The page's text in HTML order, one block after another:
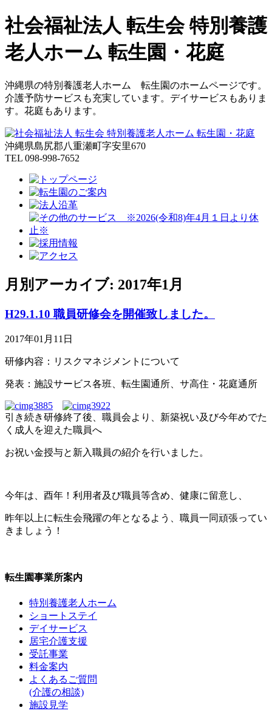
社会福祉法人 転生会 特別養護
老人ホーム 転生園・花庭
沖縄県の特別養護老人ホーム 転生園のホームページです。
介護予防サービスも充実しています。デイサービスもありま
す。花庭もあります。
沖縄県島尻郡八重瀬町字安里670
TEL 098-998-7652
月別アーカイブ: 2017年1月
H29.1.10 職員研修会を開催致しました。
2017年01月11日
研修内容：リスクマネジメントについて
発表：施設サービス各班、転生園通所、サ高住・花庭通所
引き続き研修終了後、職員会より、新築祝い及び今年めでた
く成人を迎えた職員へ
お祝い金授与と新入職員の紹介を行いました。
今年は、酉年！利用者及び職員等含め、健康に留意し、
昨年以上に転生会飛躍の年となるよう、職員一同頑張ってい
きましょう！
転生園事業所案内
特別養護老人ホーム
ショートステイ
デイサービス
居宅介護支援
受託事業
料金案内
よくあるご質問
(介護の相談)
施設見学